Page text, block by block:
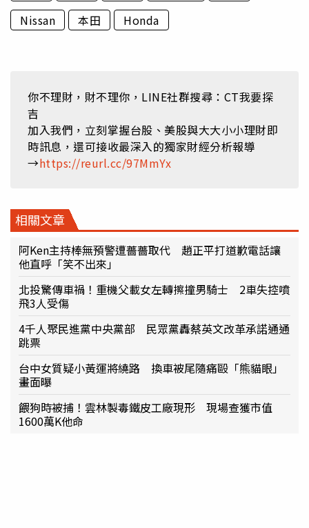
Nissan
本田 Honda
你不理財，財不理你，LINE社群搜尋：CT我要探
吉
加入我們，立刻掌握台股、美股與大大小小理財即
時訊息，還可接收最深入的獨家財經分析報導
→https://reurl.cc/97MmYx
相關文章
阿Ken主持棒無預警遭薔薔取代 趙正平打道歉電話讓
他直呼「笑不出來」
北投驚傳車禍！重機父載女左轉擦撞男騎士 2車失控噴
飛3人受傷
4千人聚民進黨中央黨部 民眾黨轟蔡英文改革承諾通通
跳票
台中女質疑小黃運將繞路 換車被尾隨痛毆「熊貓眼」
畫面曝
餵狗時被捕！雲林製毒鐵皮工廠現形 現場查獲市值
1600萬K他命